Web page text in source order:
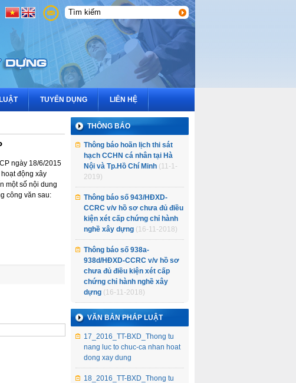
1
2
3
TUYỂN DỤNG LIÊN HỆ
ngày 18/6/2015
động xây
một số nội dung
công văn sau:
THÔNG BÁO
Thông báo hoãn lịch thi sát
hạch CCHN cá nhân tại Hà
Nội và Tp.Hồ Chí Minh (11-1-
2019)
Thông báo số 943/HĐXD-
CCRC v/v hồ sơ chưa đủ điều
kiện xét cấp chứng chỉ hành
nghề xây dựng (16-11-2018)
Thông báo số 938a-
938d/HĐXD-CCRC v/v hồ sơ
chưa đủ điều kiện xét cấp
chứng chỉ hành nghề xây
dựng (16-11-2018)
VĂN BẢN PHÁP LUẬT
17_2016_TT-BXD_Thong tu
nang luc to chuc-ca nhan hoat
dong xay dung
18_2016_TT-BXD_Thong tu